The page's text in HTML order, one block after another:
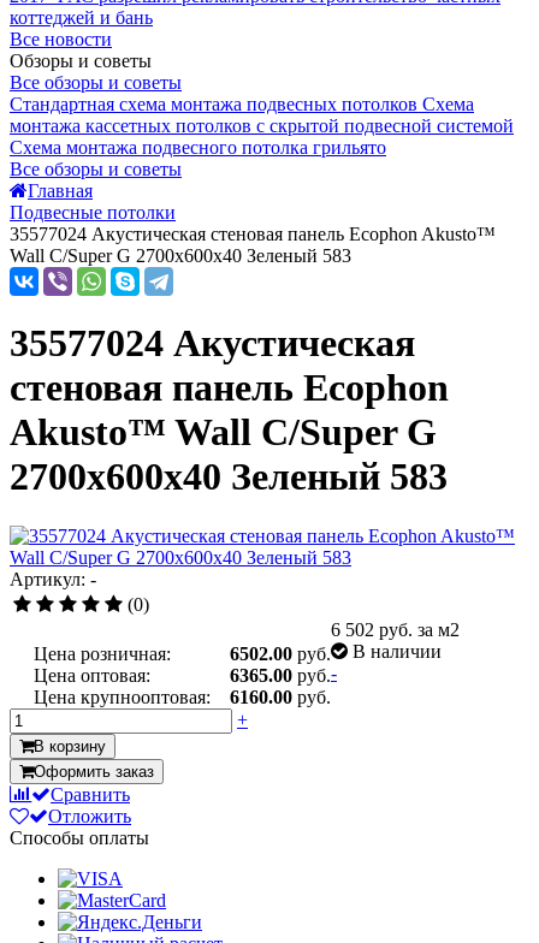
коттеджей и бань
Все новости
Обзоры и советы
Все обзоры и советы
Стандартная схема монтажа подвесных потолков Схема
монтажа кассетных потолков с скрытой подвесной системой
Схема монтажа подвесного потолка грильято
Все обзоры и советы
Главная
Подвесные потолки
35577024 Акустическая стеновая панель Ecophon Akusto™
Wall C/Super G 2700x600x40 Зеленый 583
35577024 Акустическая
стеновая панель Ecophon
Akusto™ Wall C/Super G
2700x600x40 Зеленый 583
Артикул: -
(0)
Цена розничная: 6502.00 руб.
Цена оптовая:
6365.00 руб.
Цена крупнооптовая:
6160.00 руб.
6 502 руб. за м2
В наличии
-
+
В корзину
Оформить заказ
Сравнить
Отложить
Способы оплаты